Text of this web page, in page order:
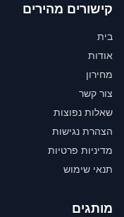
קישורים מהירים
בית
אודות
מחירון
צור קשר
שאלות נפוצות
הצהרת נגישות
מדיניות פרטיות
תנאי שימוש
מותגים